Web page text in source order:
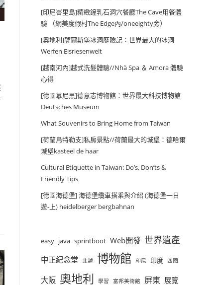
[印尼峇里島]精緻鐘乳石洞穴餐廳The Cave用餐體
驗 （網美度假村The Edge內/oneeighty旁）
[奧地利]薩爾斯堡冰洞歷險記：世界最大的冰洞
Werfen Eisriesenwelt
[越南河內]越式洗髮體驗//Nhà Spa ＆ Amora 體驗
心得
[德國慕尼黑]德意志博物館：世界最大科技博物館
Deutsches Museum
What Souvenirs to Bring Home from Taiwan
[荷蘭烏特勒支]私房景點//荷蘭最大的城堡：德哈爾
城堡kasteel de haar
Cultural Etiquette in Taiwan: Do’s, Don’ts &
Friendly Tips
[德國海德堡] 海德堡纜車搭乘與介紹 (海德堡一日
遊-上) heidelberger bergbahnan
easy java sprintboot Web開發 世界遺產
中正紀念堂 北越 博物館 印尼 印度 四國
大阪 奧地利 學習 富邦美術館 屏東 展覽